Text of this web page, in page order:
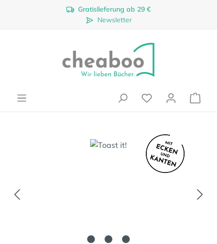
Zum Hauptinhalt springenGratislieferung ab 29 €
Newsletter
Bildergalerie überspringen